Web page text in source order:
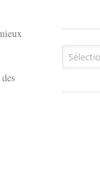
Archives